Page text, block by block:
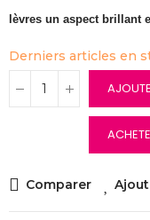
lèvres un aspect brillant
Derniers articles en
Comparer